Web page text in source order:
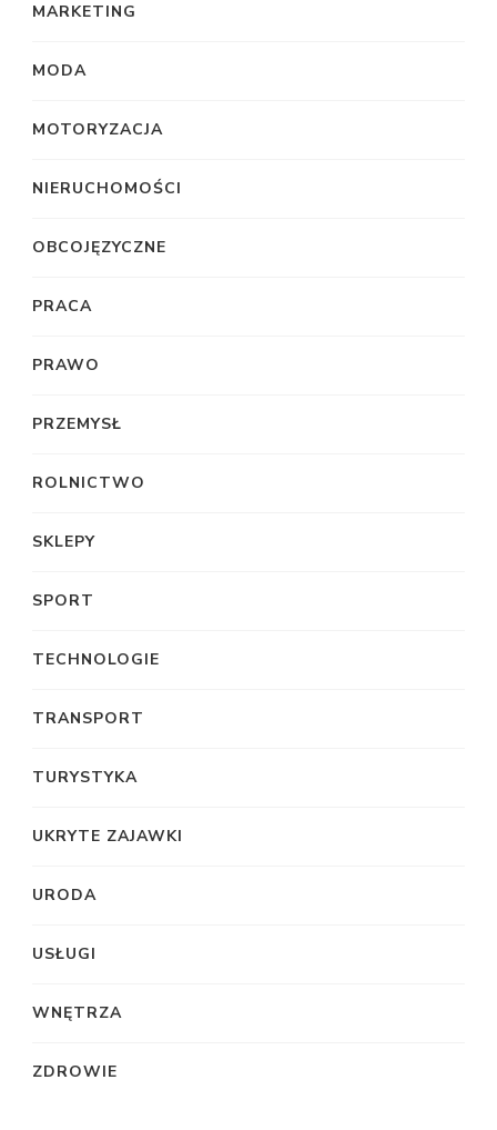
MARKETING
MODA
MOTORYZACJA
NIERUCHOMOŚCI
OBCOJĘZYCZNE
PRACA
PRAWO
PRZEMYSŁ
ROLNICTWO
SKLEPY
SPORT
TECHNOLOGIE
TRANSPORT
TURYSTYKA
UKRYTE ZAJAWKI
URODA
USŁUGI
WNĘTRZA
ZDROWIE